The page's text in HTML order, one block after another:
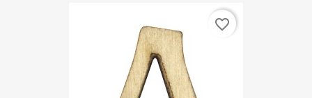
favorite_border